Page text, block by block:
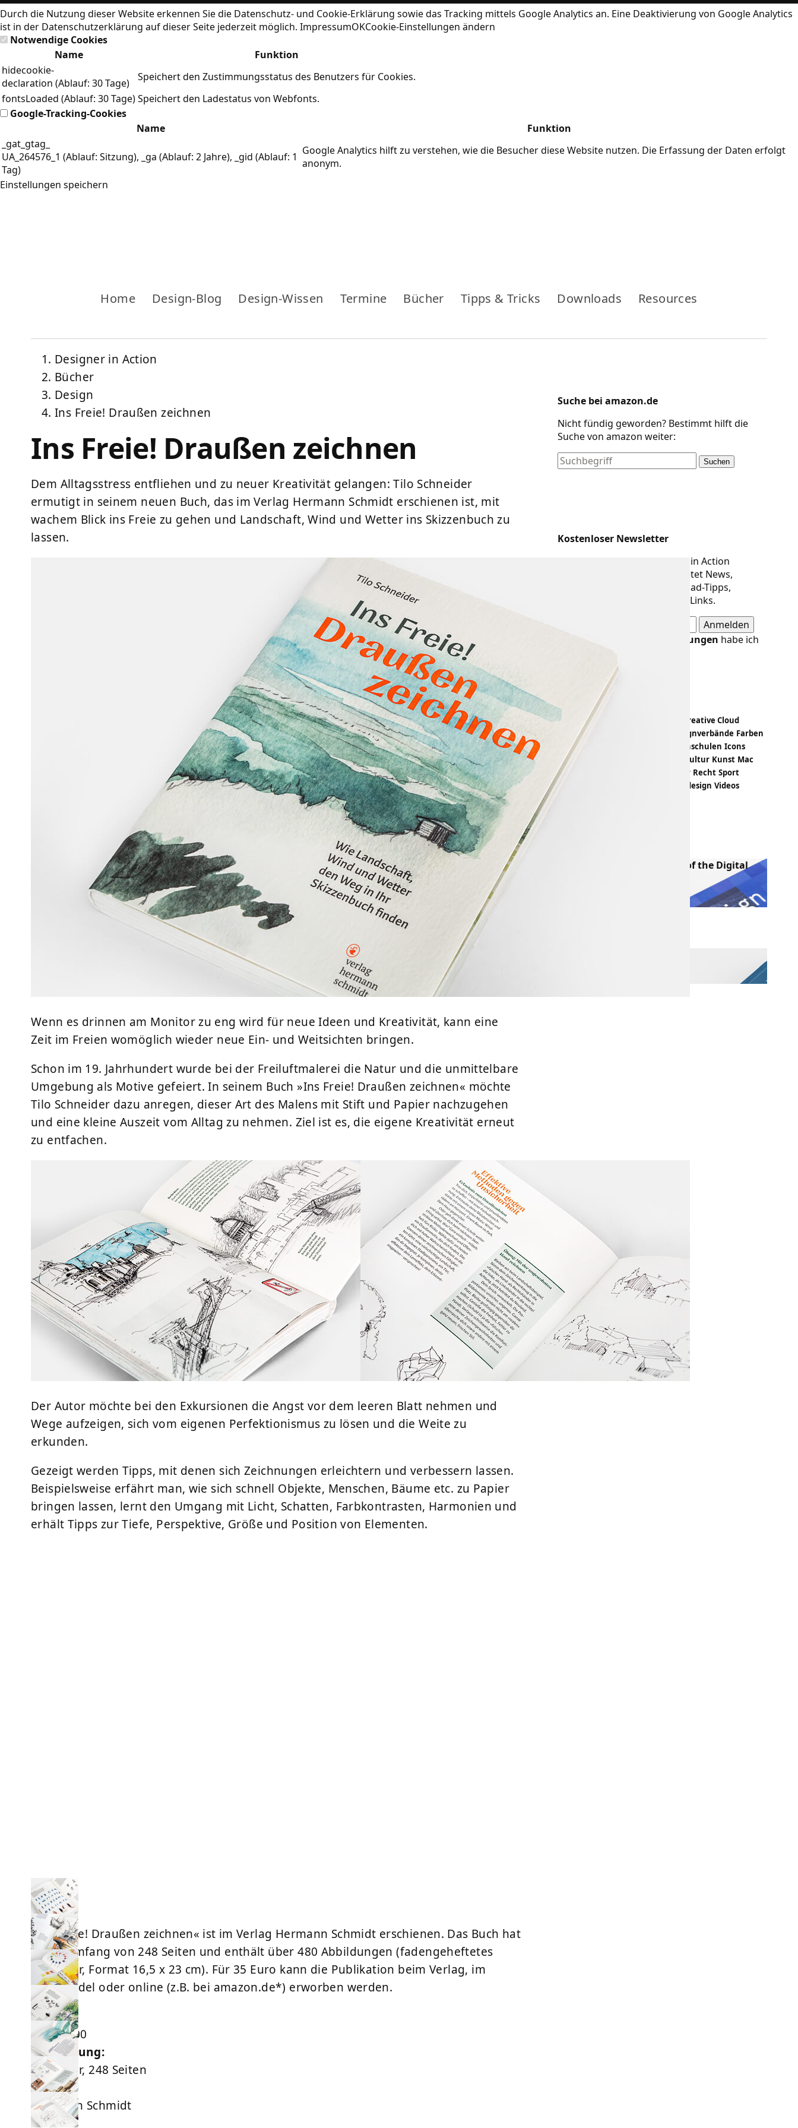
Durch die Nutzung dieser Website erkennen Sie die Datenschutz- und Cookie-Erklärung sowie das Tracking mittels Google Analytics an. Eine Deaktivierung von Google Analytics
ist in der Datenschutzerklärung auf dieser Seite jederzeit möglich. ImpressumOKCookie-Einstellungen ändern
Notwendige Cookies
Name
Funktion
hidecookie-
declaration (Ablauf: 30 Tage)
Speichert den Zustimmungsstatus des Benutzers für Cookies.
fontsLoaded (Ablauf: 30 Tage)Speichert den Ladestatus von Webfonts.
Google-Tracking-Cookies
Name
Funktion
_gat_gtag_
UA_264576_1 (Ablauf: Sitzung), _ga (Ablauf: 2 Jahre), _gid (Ablauf: 1
Tag)
Google Analytics hilft zu verstehen, wie die Besucher diese Website nutzen. Die Erfassung der Daten erfolgt
anonym.
Einstellungen speichern
Home Design-Blog Design-Wissen Termine Bücher Tipps & Tricks Downloads Resources
Designer in Action
Bücher
Design
Ins Freie! Draußen zeichnen
Ins Freie! Draußen zeichnen
Dem Alltagsstress entfliehen und zu neuer Kreativität gelangen: Tilo Schneider
ermutigt in seinem neuen Buch, das im Verlag Hermann Schmidt erschienen ist, mit
wachem Blick ins Freie zu gehen und Landschaft, Wind und Wetter ins Skizzenbuch zu
lassen.
Wenn es drinnen am Monitor zu eng wird für neue Ideen und Kreativität, kann eine
Zeit im Freien womöglich wieder neue Ein- und Weitsichten bringen.
Schon im 19. Jahrhundert wurde bei der Freiluftmalerei die Natur und die unmittelbare
Umgebung als Motive gefeiert. In seinem Buch »Ins Freie! Draußen zeichnen« möchte
Tilo Schneider dazu anregen, dieser Art des Malens mit Stift und Papier nachzugehen
und eine kleine Auszeit vom Alltag zu nehmen. Ziel ist es, die eigene Kreativität erneut
zu entfachen.
Der Autor möchte bei den Exkursionen die Angst vor dem leeren Blatt nehmen und
Wege aufzeigen, sich vom eigenen Perfektionismus zu lösen und die Weite zu
erkunden.
Gezeigt werden Tipps, mit denen sich Zeichnungen erleichtern und verbessern lassen.
Beispielsweise erfährt man, wie sich schnell Objekte, Menschen, Bäume etc. zu Papier
bringen lassen, lernt den Umgang mit Licht, Schatten, Farbkontrasten, Harmonien und
erhält Tipps zur Tiefe, Perspektive, Größe und Position von Elementen.
»Ins Freie! Draußen zeichnen« ist im Verlag Hermann Schmidt erschienen. Das Buch hat
einen Umfang von 248 Seiten und enthält über 480 Abbildungen (fadengeheftetes
Flexcover, Format 16,5 x 23 cm). Für 35 Euro kann die Publikation beimVerlag, im
Fachhandel oder online (z.B. bei amazon.de*) erworben werden.
Preis:
EUR 35,00
Ausführung:
Flexcover, 248 Seiten
Verlag:
Hermann Schmidt
ISBN:
Suche bei amazon.de
Nicht fündig geworden? Bestimmt hilft die
Suche von amazon weiter:
Suchen
Kostenloser Newsletter
Der Newsletter von Designer in Action
erscheint alle 14 Tage und bietet News,
Meldungen, Termine, Download-Tipps,
Buchvorstellungen und neue Links.
Datenschutzbestimmungen habe ich
Design-Themen
Apps Bildbearbeitung
Creative Cloud
Crowdfunding
Designverbände Farben
Fashion
Hochschulen Icons
Illustration
Kultur Kunst Mac
Magazin
Poster Recht Sport
Typedesign Videos
Web Design. The Evolution of the Digital